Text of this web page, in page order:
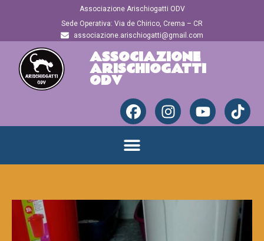
Associazione Arischiogatti ODV
Sede Operativa: Via de Chirico, Crema – CR
associazione.arischiogatti@gmail.com
ASSOCIAZIONE
ARISCHIOGATTI
ODV